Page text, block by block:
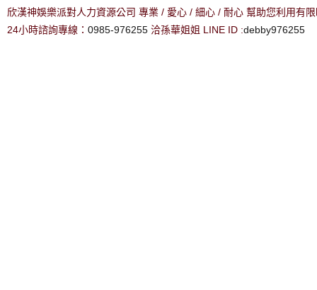
欣漢神娛樂派對人力資源公司 專業 / 愛心 / 細心 / 耐心 幫助您利用有
24小時諮詢專線： 0985-976255 洽孫華姐姐 LINE ID :debby976255